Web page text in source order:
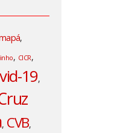
,
, CICR,
19,
, CVB,